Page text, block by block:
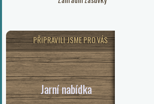
PŘIPRAVILI JSME PRO VÁS
Jarní nabídka